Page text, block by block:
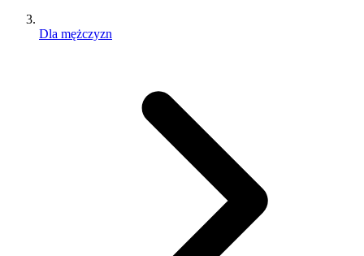
Dla mężczyzn